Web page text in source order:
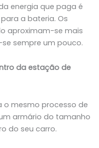
energia que paga é
a bateria. Os
aproximam-se mais
sempre um pouco.
da estação de
o mesmo processo de
armário do tamanho
do seu carro.